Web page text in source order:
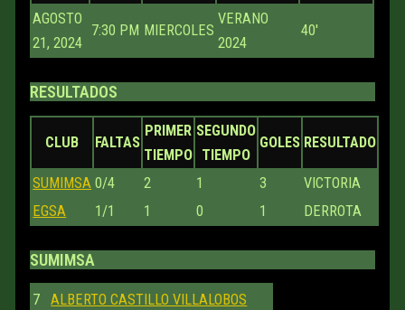
AGOSTO
21, 2024
7:30 PM MIERCOLES
VERANO
2024
40'
RESULTADOS
CLUB FALTAS
PRIMER
TIEMPO
SEGUNDO
TIEMPO
GOLES RESULTADO
SUMIMSA 0/4 2 1 3
VICTORIA
EGSA
1/1 1 0 1 DERROTA
SUMIMSA
7
ALBERTO CASTILLO VILLALOBOS